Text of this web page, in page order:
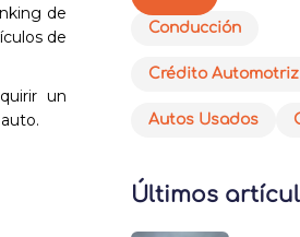
de
de
un
Conducción
Crédito Automotriz
Autos Usados
Últimos